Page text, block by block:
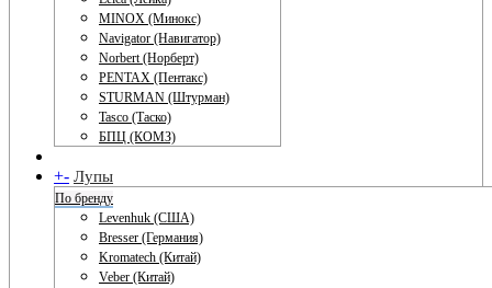
MINOX (Минокс)
Navigator (Навигатор)
Norbert (Норберт)
PENTAX (Пентакс)
STURMAN (Штурман)
Tasco (Таско)
БПЦ (КОМЗ)
+- Лупы
По бренду
Levenhuk (США)
Bresser (Германия)
Kromatech (Китай)
Veber (Китай)